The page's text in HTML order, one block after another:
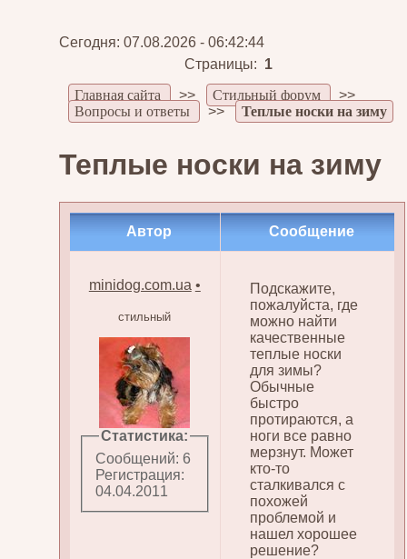
Сегодня: 07.08.2026 - 06:42:44
Страницы: 1
Главная сайта
>> Стильный форум
>>
Вопросы и ответы
>> Теплые носки на зиму
Теплые носки на зиму
Автор Сообщение
minidog.com.ua •
стильный
Статистика:
Сообщений: 6
Регистрация:
04.04.2011
Подскажите,
пожалуйста, где
можно найти
качественные
теплые носки
для зимы?
Обычные
быстро
протираются, а
ноги все равно
мерзнут. Может
кто-то
сталкивался с
похожей
проблемой и
нашел хорошее
решение?